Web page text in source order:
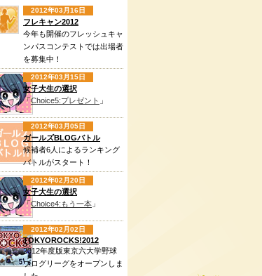
2012年03月16日
フレキャン2012
今年も開催のフレッシュキャ
ンパスコンテストでは出場者
を募集中！
2012年03月15日
女子大生の選択
「Choice5:プレゼント 」
2012年03月05日
ガールズBLOGバトル
候補者6人によるランキング
バトルがスタート！
2012年02月20日
女子大生の選択
「Choice4:もう一本 」
2012年02月02日
TOKYOROCKS!2012
2012年度版東京六大学野球
ブログリーグをオープンしま